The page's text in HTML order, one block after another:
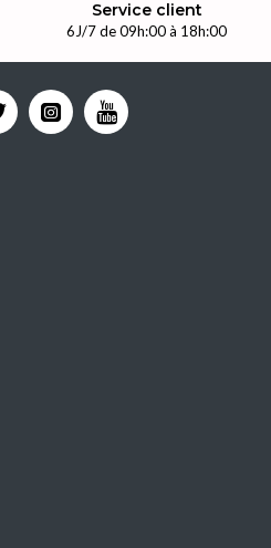
Service client
6J/7 de 09h:00 à 18h:00